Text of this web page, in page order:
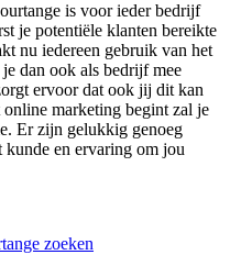
is voor ieder bedrijf
je potentiële klanten bereikte
nu iedereen gebruik van het
dan ook als bedrijf mee
ervoor dat ook jij dit kan
marketing begint zal je
Er zijn gelukkig genoeg
kunde en ervaring om jou
zoeken